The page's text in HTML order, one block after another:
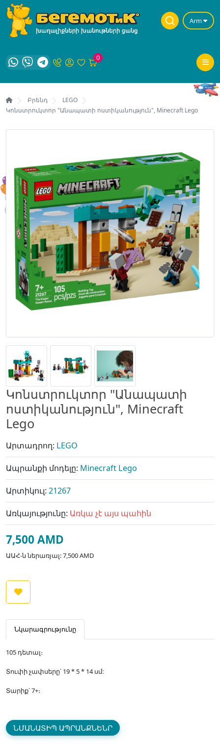
Arm
0
Բրենդ
LEGO
Կոնստրուկտոր "Անապատի ոստիկանություն", Minecraft Lego
Կոնստրուկտոր "Անապատի
ոստիկանություն", Minecraft
Lego
Արտադրող: LEGO
Ապրանքի մոդելը: Minecraft Lego
Արտիկուլ: 21267
Առկայությունը: Առկա չէ այս պահին
7,500 AMD
ԱԱՀ-ն ներառյալ: 7,500 AMD
Նկարագրությունը
105 դետալ։
Տուփի չափսերը՝ 19 * 5 * 14 սմ:
Տարիք՝ 7+։
ՆՄԱՆԱՏԻՊ ԱՊՐԱՆՔՆԵՆՐ